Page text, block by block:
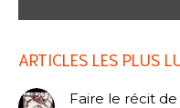
ARTICLES LES PLUS
Faire le récit de